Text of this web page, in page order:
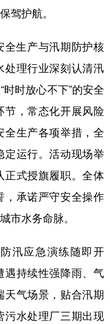
金融
溯源中国
时尚 悦读
太网 上市公司
上海 江苏
福建 江西
湖北 湖南
驾护航。
生产与汛期防护核
处理行业深刻认清汛
时放心不下”的安全
，常态化开展风险
生产各项举措，全
定运行。活动现场举
正式授旗履职。全体
，承诺严守安全操作
市水务命脉。
汛应急演练随即开
遇持续性强降雨、气
气场景，贴合汛期
污水处理厂三期出现